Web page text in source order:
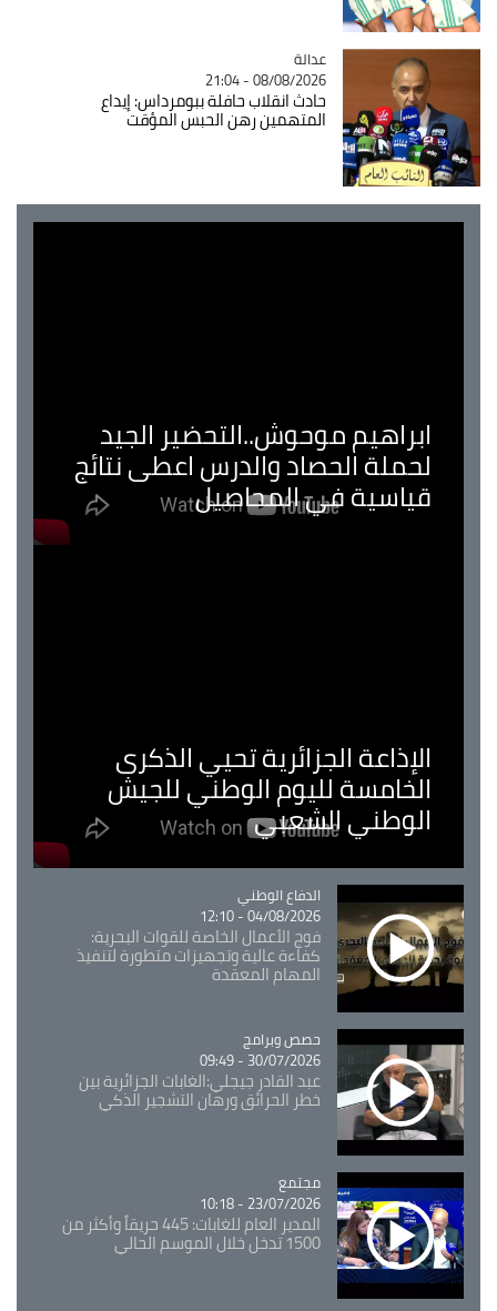
Catégorie
عدالة
08/08/2026 - 21:04
حادث انقلاب حافلة ببومرداس: إيداع
المتهمين رهن الحبس المؤقت
ابراهيم موحوش..التحضير الجيد
لحملة الحصاد والدرس اعطى نتائج
قياسية في المحاصيل
الإذاعة الجزائرية تحيي الذكرى
الخامسة لليوم الوطني للجيش
الوطني الشعبي
Catégorie
الدفاع الوطني
04/08/2026 - 12:10
فوج الأعمال الخاصة للقوات البحرية:
كفاءة عالية وتجهيزات متطورة لتنفيذ
المهام المعقدة
Catégorie
حصص وبرامج
30/07/2026 - 09:49
عبد القادر جيجلي:الغابات الجزائرية بين
خطر الحرائق ورهان التشجير الذكي
Catégorie
مجتمع
23/07/2026 - 10:18
المدير العام للغابات: 445 حريقاً وأكثر من
1500 تدخل خلال الموسم الحالي